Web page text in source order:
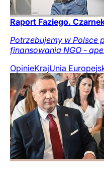
Raport Faziego.
Potrzebujemy w Polsce
finansowania NGO -
OpinieKrajUnia